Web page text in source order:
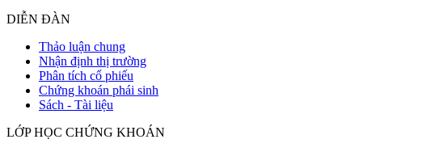
DIỄN ĐÀN
Thảo luận chung
Nhận định thị trường
Phân tích cổ phiếu
Chứng khoán phái sinh
Sách - Tài liệu
LỚP HỌC CHỨNG KHOÁN